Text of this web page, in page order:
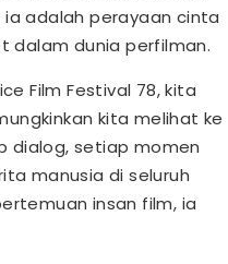
ia adalah perayaan cinta
dalam dunia perfilman.
Film Festival 78, kita
kita melihat ke
dialog, setiap momen
manusia di seluruh
insan film, ia